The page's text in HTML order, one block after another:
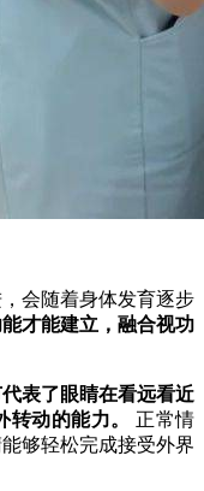
会随着身体发育逐步
才能建立，融合视功
表了眼睛在看远看近
动的能力。
正常情
够轻松完成接受外界